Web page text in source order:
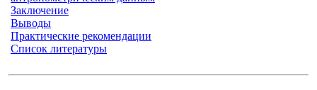
Заключение
Выводы
Практические рекомендации
Список литературы